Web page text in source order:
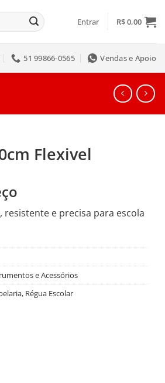
Entrar R$0,00
51 99866-0565 Vendas e Apoio
Flexivel
resistente e precisa para escola
e Acessórios
, Régua Escolar